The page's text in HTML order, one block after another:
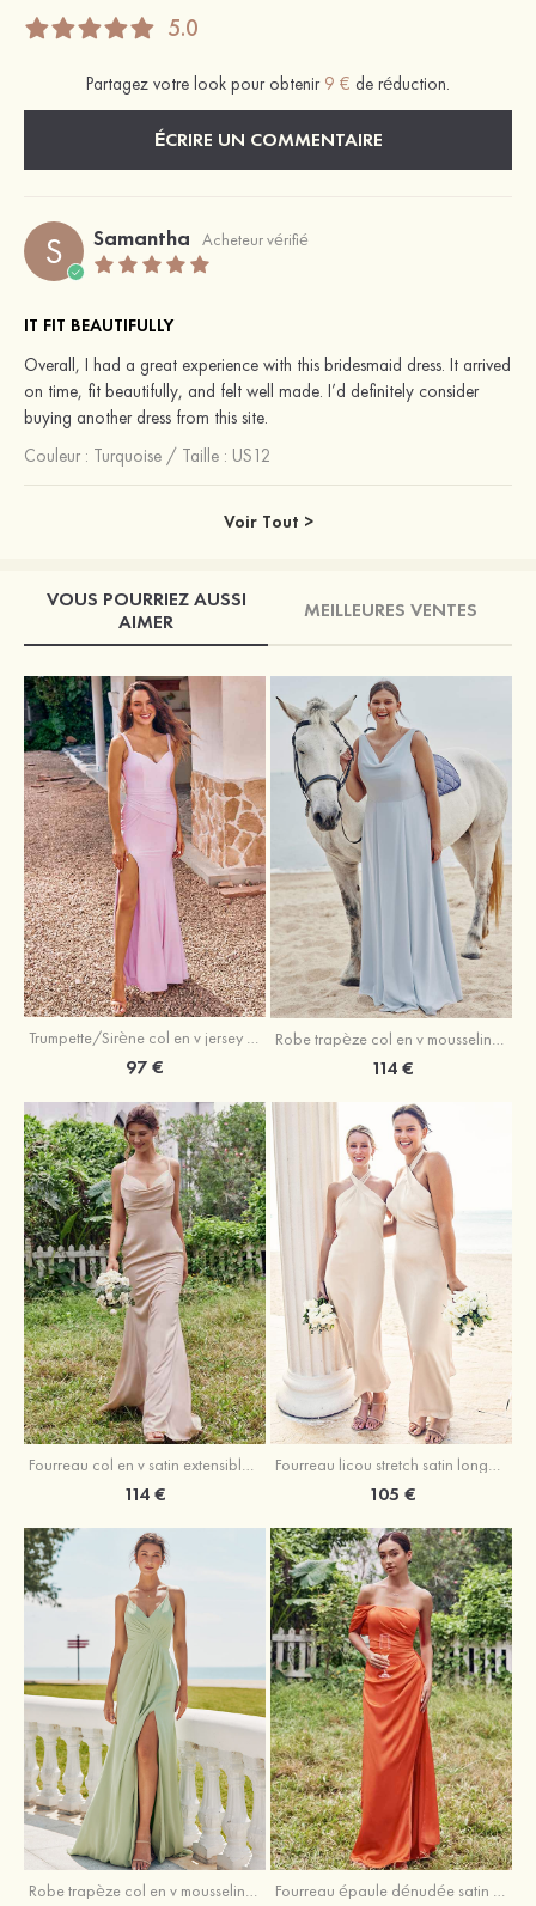
5.0
Partagez votre look pour obtenir 9 € de réduction.
ÉCRIRE UN COMMENTAIRE
S Samantha Acheteur vérifié
IT FIT BEAUTIFULLY
Overall, I had a great experience with this bridesmaid dress. It arrived
on time, fit beautifully, and felt well made. I’d definitely consider
buying another dress from this site.
Couleur : Turquoise / Taille : US12
Voir Tout >
VOUS POURRIEZ AUSSI
AIMER
MEILLEURES VENTES
Trumpette/Sirène col en v jersey ras du sol robe de demoiselle d'honneur
97 €
Robe trapèze col en v mousseline ras du sol robe de demoiselle d'honneur
114 €
Fourreau col en v satin extensible ras du sol robe de demoiselle d'honneur
114 €
Fourreau licou stretch satin longueur cheville robe de demoiselle d'honneur
105 €
Robe trapèze col en v mousseline ras du sol robe de demoiselle d'honneur Fourreau épaule dénudée satin extensible ras du sol robe de demoiselle d'honneur